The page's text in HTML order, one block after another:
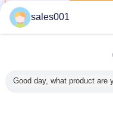
Больше
sales001
Good day, what product are